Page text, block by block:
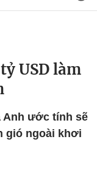
USD làm
Anh ước tính sẽ
gió ngoài khơi